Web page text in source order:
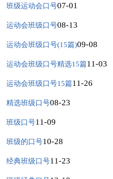
班级运动会口号07-01
运动会班级口号08-13
运动会班级口号(15篇)09-08
运动会班级口号精选15篇11-03
运动会班级口号15篇11-26
精选班级口号08-23
班级口号11-09
班级的口号10-28
经典班级口号11-23